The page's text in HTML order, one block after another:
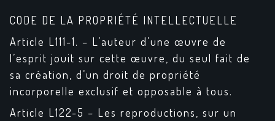
CODE DE LA PROPRIÉTÉ INTELLECTUELLE
Article L111-1. – L’auteur d’une œuvre de
l’esprit jouit sur cette œuvre, du seul fait de
sa création, d’un droit de propriété
incorporelle exclusif et opposable à tous.
Article L122-5 – Les reproductions, sur un